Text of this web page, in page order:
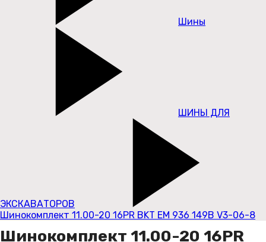
Шины
ШИНЫ ДЛЯ
ЭКСКАВАТОРОВ
Шинокомплект 11.00-20 16PR BKT EM 936 149B V3-06-8
Шинокомплект 11.00-20 16PR